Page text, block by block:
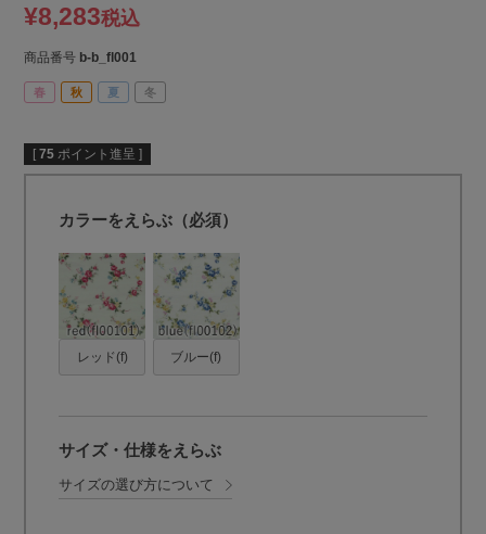
¥8,283税込
商品番号 b-b_fl001
春 秋 夏 冬
[ 75 ポイント進呈 ]
カラーをえらぶ（必須）
レッド(f) ブルー(f)
サイズ・仕様をえらぶ
サイズの選び方について